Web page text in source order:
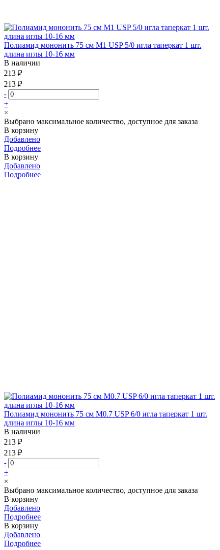
Полиамид мононить 75 см М1 USP 5/0 игла таперкат 1 шт.
длина иглы 10-16 мм
В наличии
213 ₽
213 ₽
-
+
×
Выбрано максимальное количество, доступное для заказа
В корзину
Добавлено
Подробнее
В корзину
Добавлено
Подробнее
Полиамид мононить 75 см М0.7 USP 6/0 игла таперкат 1 шт.
длина иглы 10-16 мм
В наличии
213 ₽
213 ₽
-
+
×
Выбрано максимальное количество, доступное для заказа
В корзину
Добавлено
Подробнее
В корзину
Добавлено
Подробнее